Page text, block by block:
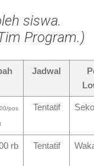
siswa.
Program.)
Jadwal
pos
t
Tentatif
rb Tentatif